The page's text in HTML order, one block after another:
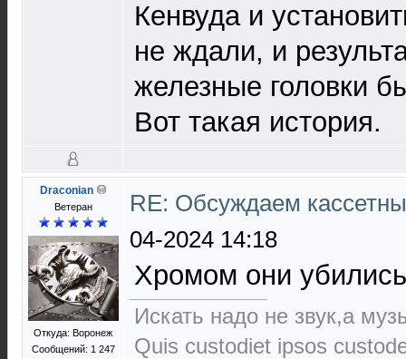
Кенвуда и
не ждали, и
железные головки
Вот такая история.
Draconian
Ветеран
Откуда: Воронеж
Сообщений: 1 247
RE: Обсуждаем
04-2024 14:18
Хромом они
Искать надо не звук,а
Quis custodiet ipsos